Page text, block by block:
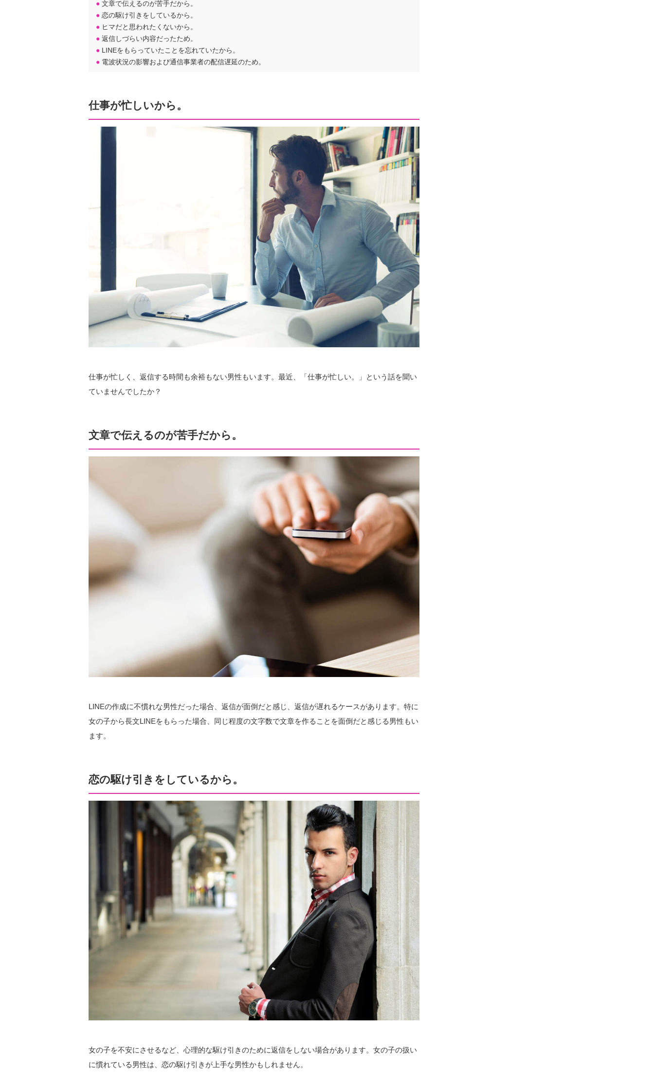
● 文章で伝えるのが苦手だから。
● 恋の駆け引きをしているから。
● ヒマだと思われたくないから。
● 返信しづらい内容だったため。
● LINEをもらっていたことを忘れていたから。
● 電波状況の影響および通信事業者の配信遅延のため。
仕事が忙しいから。
仕事が忙しく、返信する時間も余裕もない男性もいます。最近、「仕事が忙しい。」という話を聞い
ていませんでしたか？
文章で伝えるのが苦手だから。
LINEの作成に不慣れな男性だった場合、返信が面倒だと感じ、返信が遅れるケースがあります。特に
女の子から長文LINEをもらった場合、同じ程度の文字数で文章を作ることを面倒だと感じる男性もい
ます。
恋の駆け引きをしているから。
女の子を不安にさせるなど、心理的な駆け引きのために返信をしない場合があります。女の子の扱い
に慣れている男性は、恋の駆け引きが上手な男性かもしれません。